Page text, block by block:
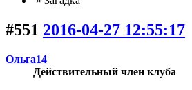
#551 2016-04-27 12:55:17
Ольга14
Действительный член клуба